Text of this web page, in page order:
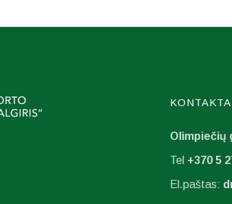
Olimpiečių
Tel +370 5
El.paštas: